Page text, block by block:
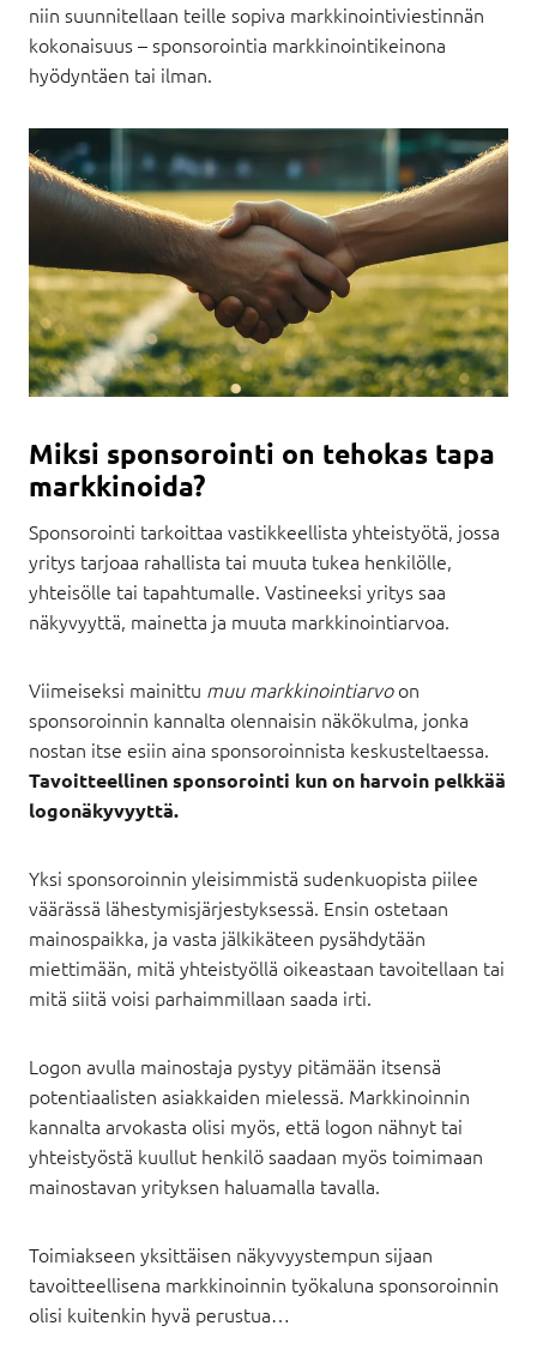
niin suunnitellaan teille sopiva markkinointiviestinnän
kokonaisuus – sponsorointia markkinointikeinona
hyödyntäen tai ilman.
Miksi sponsorointi on tehokas tapa
markkinoida?
Sponsorointi tarkoittaa vastikkeellista yhteistyötä, jossa
yritys tarjoaa rahallista tai muuta tukea henkilölle,
yhteisölle tai tapahtumalle. Vastineeksi yritys saa
näkyvyyttä, mainetta ja muuta markkinointiarvoa.
Viimeiseksi mainittu muu markkinointiarvoon
sponsoroinnin kannalta olennaisin näkökulma, jonka
nostan itse esiin aina sponsoroinnista keskusteltaessa.
Tavoitteellinen sponsorointi kun on harvoin pelkkää
logonäkyvyyttä.
Yksi sponsoroinnin yleisimmistä sudenkuopista piilee
väärässä lähestymisjärjestyksessä. Ensin ostetaan
mainospaikka, ja vasta jälkikäteen pysähdytään
miettimään, mitä yhteistyöllä oikeastaan tavoitellaan tai
mitä siitä voisi parhaimmillaan saada irti.
Logon avulla mainostaja pystyy pitämään itsensä
potentiaalisten asiakkaiden mielessä. Markkinoinnin
kannalta arvokasta olisi myös, että logon nähnyt tai
yhteistyöstä kuullut henkilö saadaan myös toimimaan
mainostavan yrityksen haluamalla tavalla.
Toimiakseen yksittäisen näkyvyystempun sijaan
tavoitteellisena markkinoinnin työkaluna sponsoroinnin
olisi kuitenkin hyvä perustua…